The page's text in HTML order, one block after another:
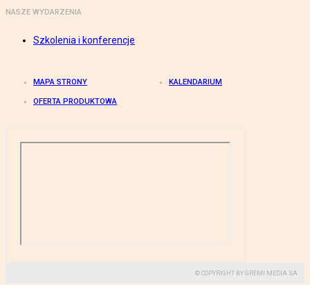
NASZE WYDARZENIA
Szkolenia i konferencje
MAPA STRONY KALENDARIUM
OFERTA PRODUKTOWA
© COPYRIGHT BY GREMI MEDIA SA